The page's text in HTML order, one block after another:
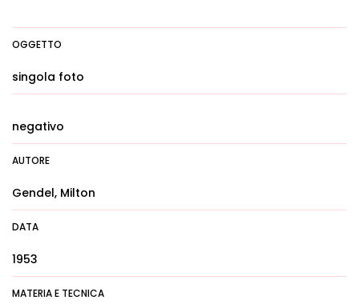
OGGETTO
singola foto
negativo
AUTORE
Gendel, Milton
DATA
1953
MATERIA E TECNICA